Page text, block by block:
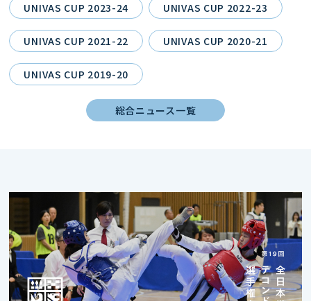
UNIVAS CUP 2023-24 UNIVAS CUP 2022-23
UNIVAS CUP 2021-22 UNIVAS CUP 2020-21
UNIVAS CUP 2019-20
総合ニュース一覧